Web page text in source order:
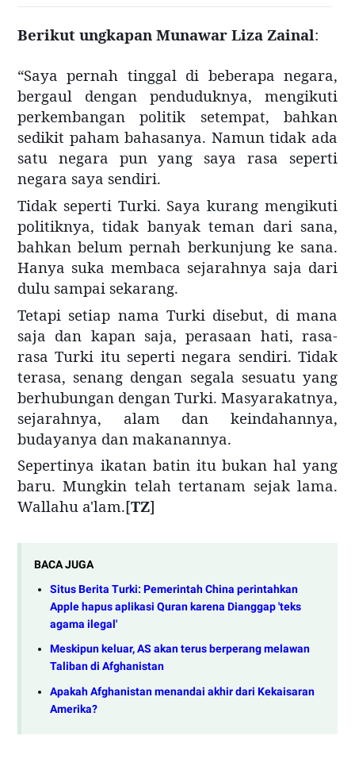
Berikut ungkapan Munawar Liza Zainal:
“Saya pernah tinggal di beberapa negara,
bergaul dengan penduduknya, mengikuti
perkembangan politik setempat, bahkan
sedikit paham bahasanya. Namun tidak ada
satu negara pun yang saya rasa seperti
negara saya sendiri.
Tidak seperti Turki. Saya kurang mengikuti
politiknya, tidak banyak teman dari sana,
bahkan belum pernah berkunjung ke sana.
Hanya suka membaca sejarahnya saja dari
dulu sampai sekarang.
Tetapi setiap nama Turki disebut, di mana
saja dan kapan saja, perasaan hati, rasa-
rasa Turki itu seperti negara sendiri. Tidak
terasa, senang dengan segala sesuatu yang
berhubungan dengan Turki. Masyarakatnya,
sejarahnya, alam dan keindahannya,
budayanya dan makanannya.
Sepertinya ikatan batin itu bukan hal yang
baru. Mungkin telah tertanam sejak lama.
Wallahu a'lam.[TZ]
BACA JUGA
Situs Berita Turki: Pemerintah China perintahkan
Apple hapus aplikasi Quran karena Dianggap 'teks
agama ilegal'
Meskipun keluar, AS akan terus berperang melawan
Taliban di Afghanistan
Apakah Afghanistan menandai akhir dari Kekaisaran
Amerika?